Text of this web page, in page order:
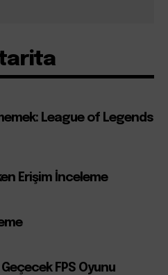
League of Legends
Erişim İnceleme
FPS Oyunu